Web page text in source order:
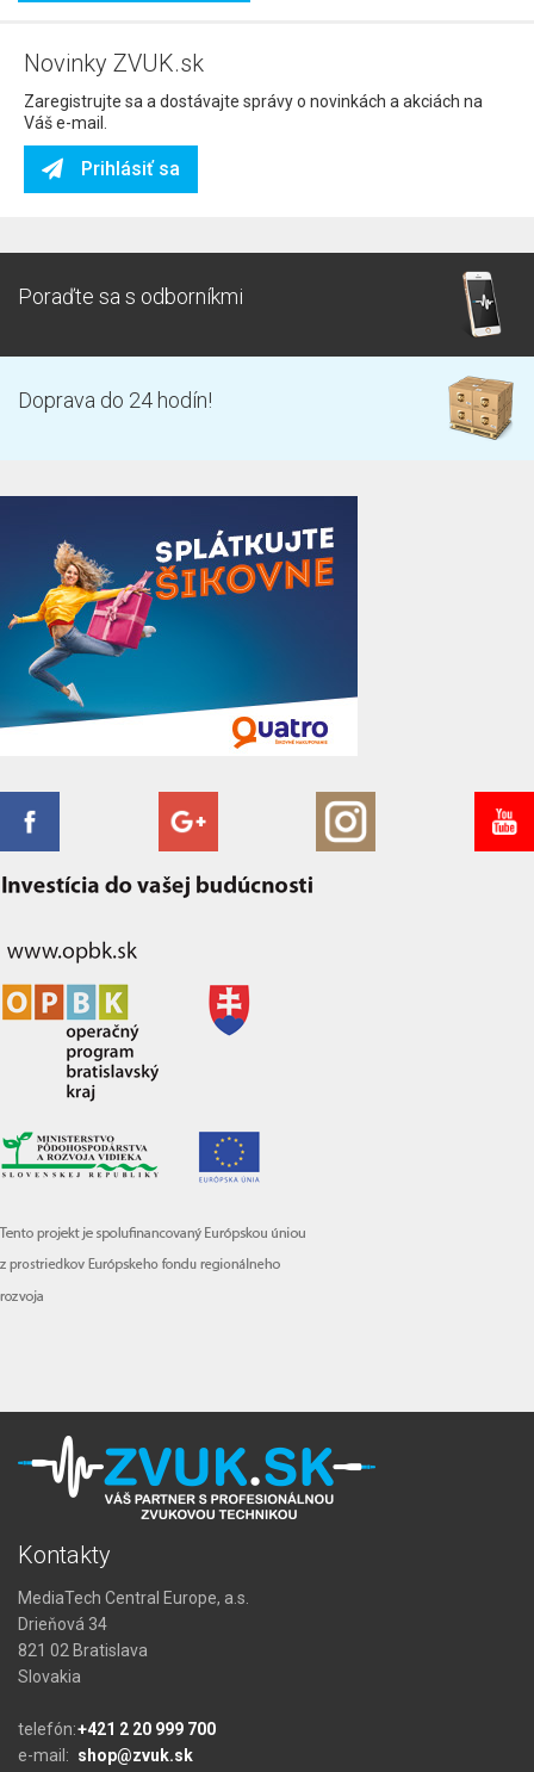
Novinky ZVUK.sk
Zaregistrujte sa a dostávajte správy o novinkách a akciách na
Váš e-mail.
Prihlásiť sa
Poraďte sa s odborníkmi
Doprava do 24 hodín!
Kontakty
MediaTech Central Europe, a.s.
Drieňová 34
821 02 Bratislava
Slovakia
telefón:+421 2 20 999 700
e-mail: shop@zvuk.sk